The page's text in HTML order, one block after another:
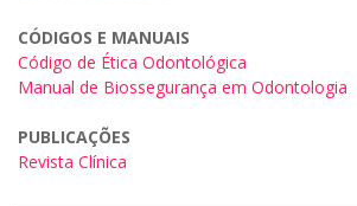
CÓDIGOS E MANUAIS
Código de Ética Odontológica
Manual de Biossegurança em Odontologia
PUBLICAÇÕES
Revista Clínica